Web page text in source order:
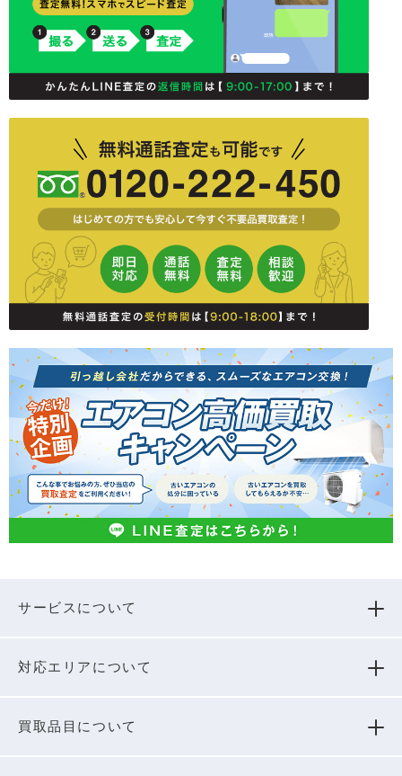
サービスについて
対応エリアについて
買取品⽬について